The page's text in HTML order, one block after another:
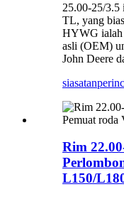
25.00-25/3.5
TL, yang
HYWG ialah
asli (OEM)
John Deere
siasatan
Rim
L150/